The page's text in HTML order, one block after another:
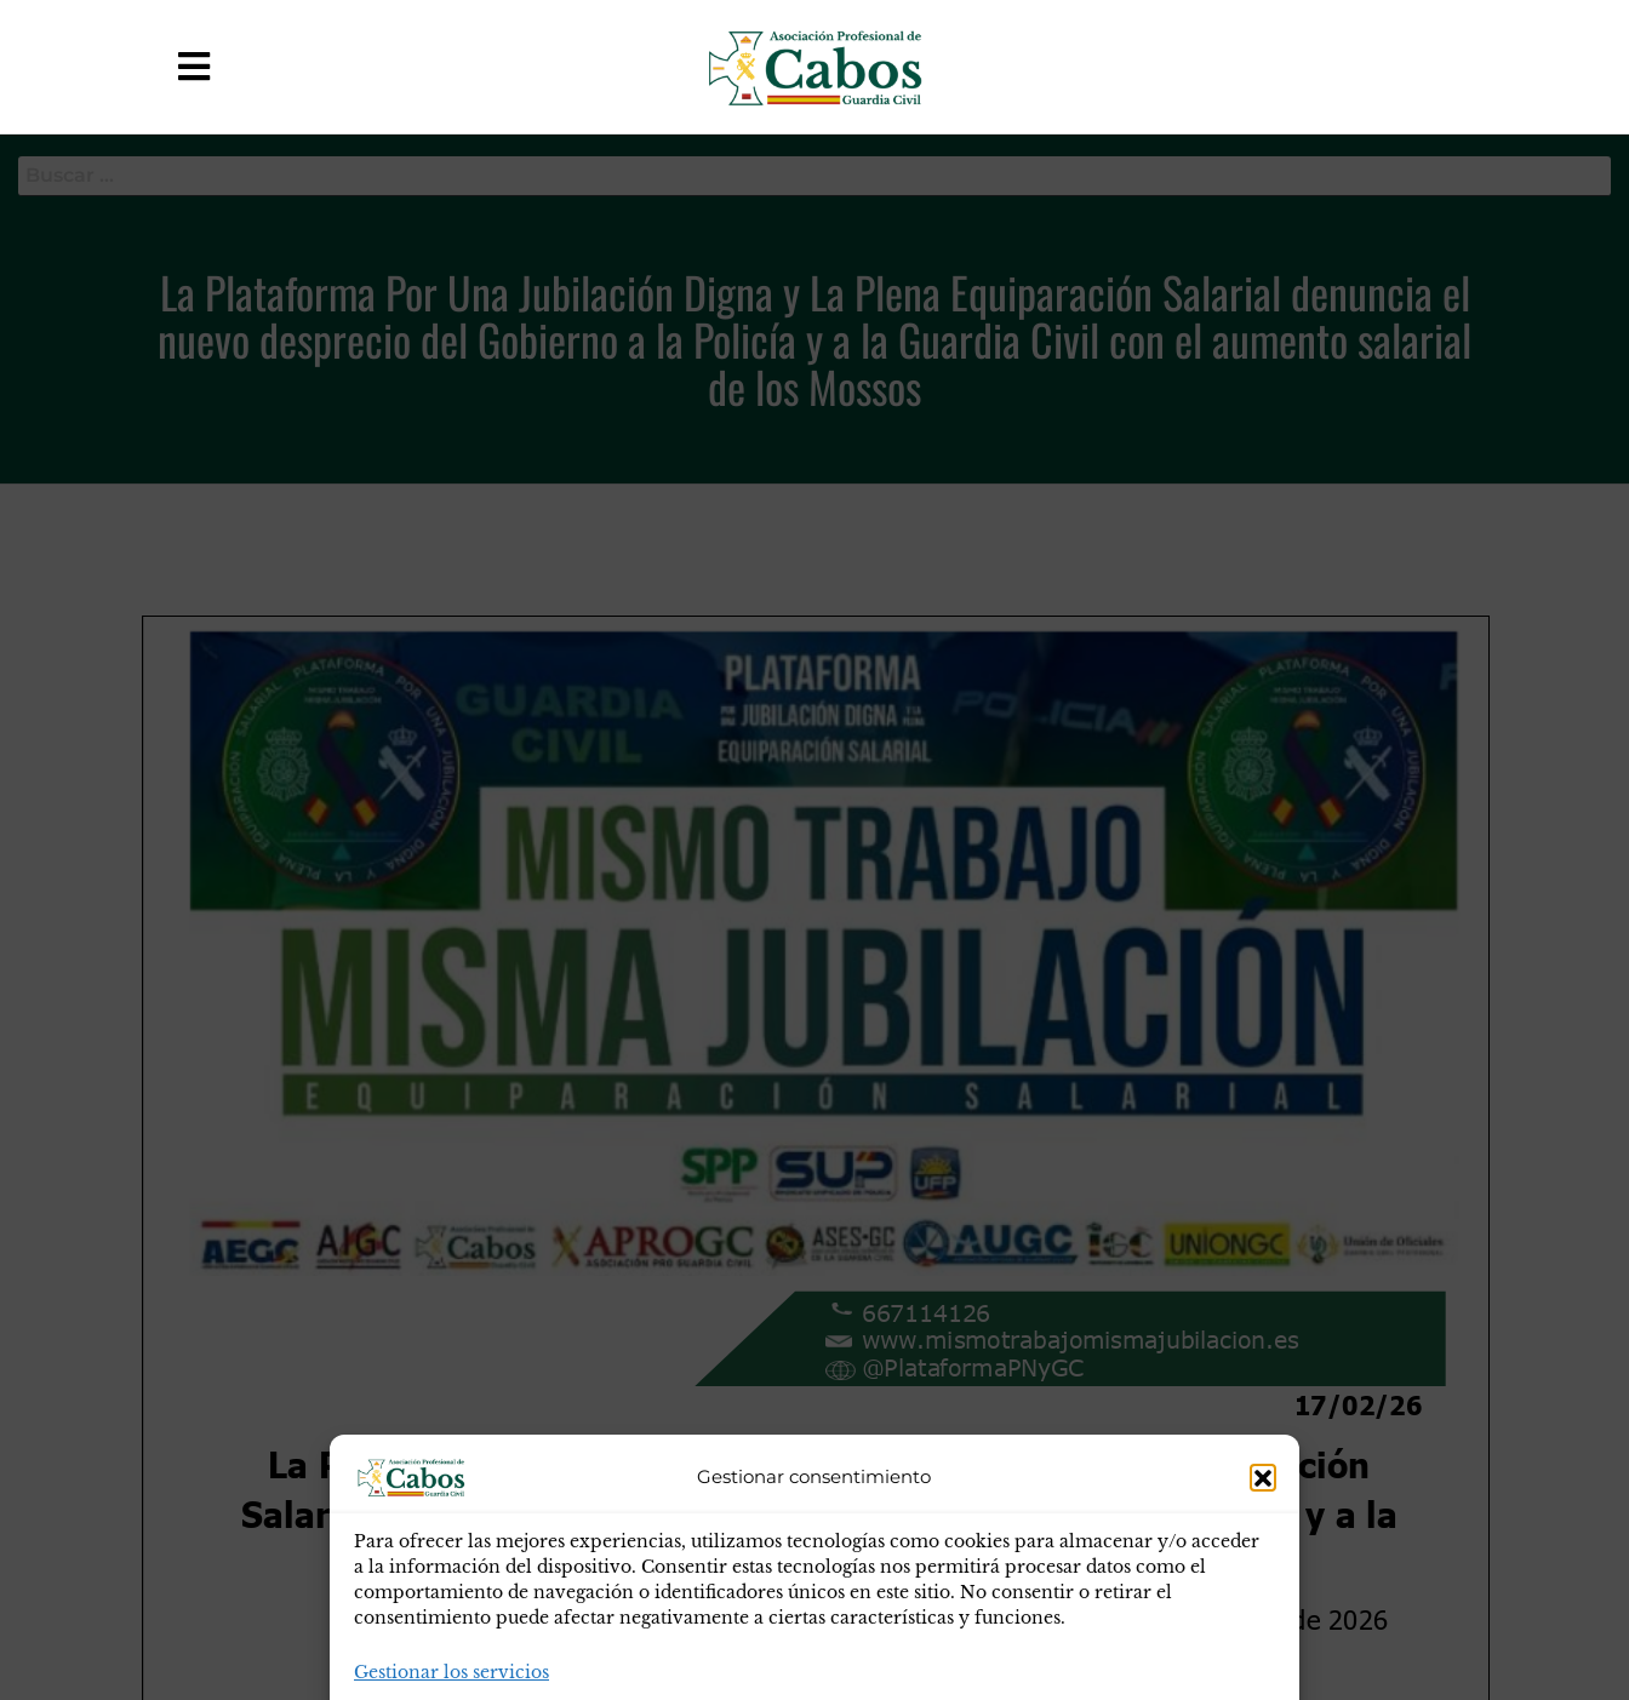
Gestionar consentimiento
Para ofrecer las mejores experiencias, utilizamos tecnologías como cookies para almacenar y/o acceder
a la información del dispositivo. Consentir estas tecnologías nos permitirá procesar datos como el
comportamiento de navegación o identificadores únicos en este sitio. No consentir o retirar el
consentimiento puede afectar negativamente a ciertas características y funciones.
Gestionar los servicios
APC-GC Asociación Profesional de Cabos de la Guardia Civil
La Plataforma Por Una Jubilación Digna y La Plena Equiparación Salarial denuncia el
nuevo desprecio del Gobierno a la Policía y a la Guardia Civil con el aumento salarial
de los Mossos